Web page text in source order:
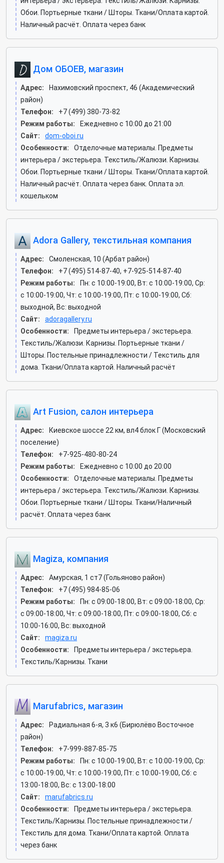
Обои. Портьерные ткани / Шторы. Ткани/Оплата картой.
Наличный расчёт. Оплата через банк
Дом ОБОЕВ, магазин
Адрес:
Нахимовский проспект, 46 (Академический
район)
Телефон:
+7 (499) 380-73-82
Режим работы:
Ежедневно с 10:00 до 21:00
Сайт:
dom-oboi.ru
Особенности:
Отделочные материалы. Предметы
интерьера / экстерьера. Текстиль/Жалюзи. Карнизы.
Обои. Портьерные ткани / Шторы. Ткани/Оплата картой.
Наличный расчёт. Оплата через банк. Оплата эл.
кошельком
Adora Gallery, текстильная компания
Адрес:
Смоленская, 10 (Арбат район)
Телефон:
+7 (495) 514-87-40, +7-925-514-87-40
Режим работы:
Пн: c 10:00-19:00, Вт: c 10:00-19:00, Ср:
c 10:00-19:00, Чт: c 10:00-19:00, Пт: c 10:00-19:00, Сб:
выходной, Вс: выходной
Сайт:
adoragallery.ru
Особенности:
Предметы интерьера / экстерьера.
Текстиль/Жалюзи. Карнизы. Портьерные ткани /
Шторы. Постельные принадлежности / Текстиль для
дома. Ткани/Оплата картой. Наличный расчёт
Art Fusion, салон интерьера
Адрес:
Киевское шоссе 22 км, вл4 блок Г (Московский
поселение)
Телефон:
+7-925-480-80-24
Режим работы:
Ежедневно с 10:00 до 20:00
Особенности:
Отделочные материалы. Предметы
интерьера / экстерьера. Текстиль/Жалюзи. Карнизы.
Обои. Портьерные ткани / Шторы. Ткани/Наличный
расчёт. Оплата через банк
Magiza, компания
Адрес:
Амурская, 1 ст7 (Гольяново район)
Телефон:
+7 (495) 984-85-06
Режим работы:
Пн: c 09:00-18:00, Вт: c 09:00-18:00, Ср:
c 09:00-18:00, Чт: c 09:00-18:00, Пт: c 09:00-18:00, Сб: c
10:00-16:00, Вс: выходной
Сайт:
magiza.ru
Особенности:
Предметы интерьера / экстерьера.
Текстиль/Карнизы. Ткани
Marufabrics, магазин
Адрес:
Радиальная 6-я, 3 к6 (Бирюлёво Восточное
район)
Телефон:
+7-999-887-85-75
Режим работы:
Пн: c 10:00-19:00, Вт: c 10:00-19:00, Ср:
c 10:00-19:00, Чт: c 10:00-19:00, Пт: c 10:00-19:00, Сб: c
13:00-18:00, Вс: c 13:00-18:00
Сайт:
marufabrics.ru
Особенности:
Предметы интерьера / экстерьера.
Текстиль/Карнизы. Постельные принадлежности /
Текстиль для дома. Ткани/Оплата картой. Оплата
через банк